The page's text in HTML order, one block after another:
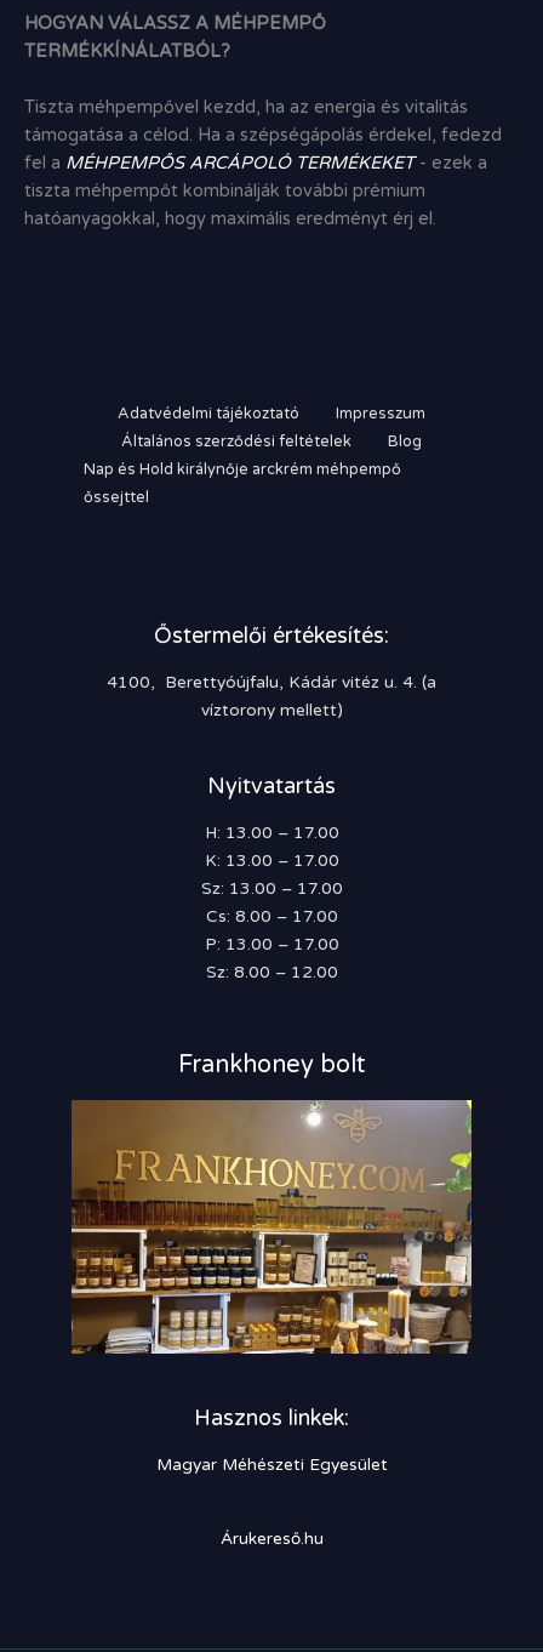
HOGYAN VÁLASSZ A MÉHPEMPŐ
TERMÉKKÍNÁLATBÓL?
Tiszta méhpempővel kezdd, ha az energia és vitalitás
támogatása a célod. Ha a szépségápolás érdekel, fedezd
fel a MÉHPEMPŐS ARCÁPOLÓ TERMÉKEKET- ezek a
tiszta méhpempőt kombinálják további prémium
hatóanyagokkal, hogy maximális eredményt érj el.
Adatvédelmi tájékoztató
Impresszum
Általános szerződési feltételek
Blog
Nap és Hold királynője arckrém méhpempő
őssejttel
Őstermelői értékesítés:
4100, Berettyóújfalu, Kádár vitéz u. 4. (a
víztorony mellett)
Nyitvatartás
H: 13.00 – 17.00
K: 13.00 – 17.00
Sz: 13.00 – 17.00
Cs: 8.00 – 17.00
P: 13.00 – 17.00
Sz: 8.00 – 12.00
Frankhoney bolt
Hasznos linkek:
Magyar Méhészeti Egyesület
Árukereső.hu